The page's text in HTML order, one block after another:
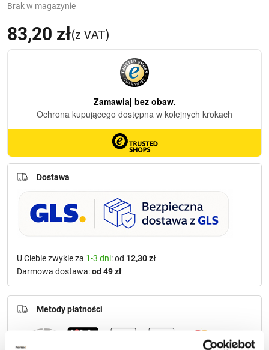
83,20 zł(z VAT)
Brak w magazynie
Dostawa
U Ciebie zwykle za 1-3 dni: od 12,30 zł
Darmowa dostawa:od 49 zł
Metody płatności